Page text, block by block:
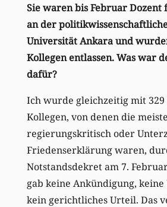
Sie waren bis Februar Dozent
an der
Universität Ankara und
Kollegen entlassen. Was war
dafür?
Ich wurde gleichzeitig mit
Kollegen, von denen die
regierungskritisch oder
Friedenserklärung waren,
Notstandsdekret am 7.
gab keine Ankündigung,
kein gerichtliches Urteil. Das